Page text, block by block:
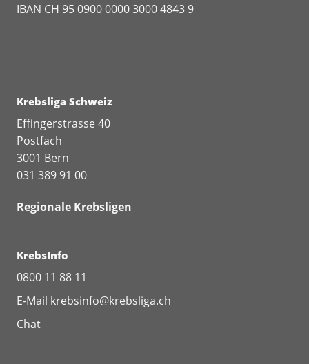
IBAN CH 95 0900 0000 3000 4843 9
Krebsliga Schweiz
Effingerstrasse 40
Postfach
3001 Bern
031 389 91 00
Regionale Krebsligen
KrebsInfo
0800 11 88 11
E-Mail krebsinfo@krebsliga.ch
Chat